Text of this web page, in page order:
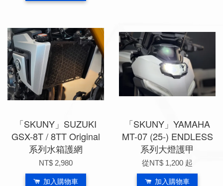
「SKUNY」SUZUKI
GSX-8T / 8TT Original
系列水箱護網
NT$ 2,980
加入購物車
「SKUNY」YAMAHA
MT-07 (25-) ENDLESS
系列大燈護甲
從NT$ 1,200 起
加入購物車